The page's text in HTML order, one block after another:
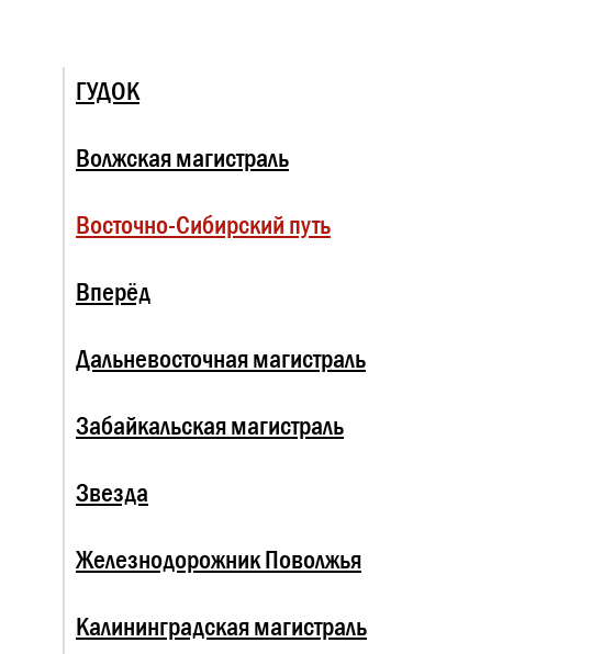
ГУДОК
Волжская магистраль
Восточно-Сибирский путь
Вперёд
Дальневосточная магистраль
Забайкальская магистраль
Звезда
Железнодорожник Поволжья
Калининградская магистраль